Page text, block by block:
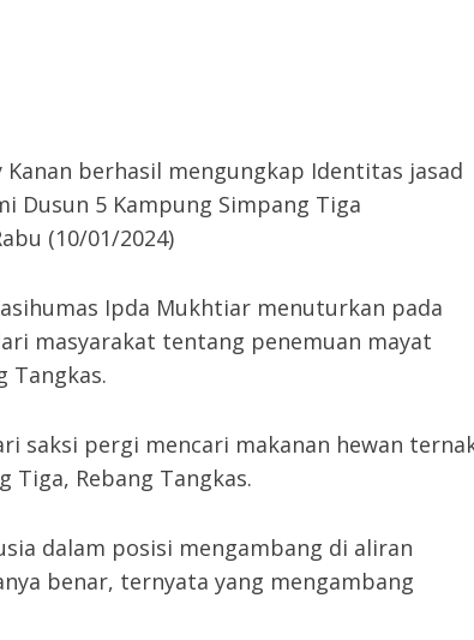
Kanan berhasil mengungkap Identitas jasad
Dusun 5 Kampung Simpang Tiga
(10/01/2024)
Ipda Mukhtiar menuturkan pada
masyarakat tentang penemuan mayat
Tangkas.
saksi pergi mencari makanan hewan
Tiga, Rebang Tangkas.
dalam posisi mengambang di aliran
benar, ternyata yang mengambang